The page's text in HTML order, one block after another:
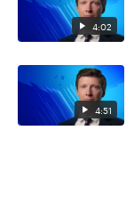
4:02
4:51